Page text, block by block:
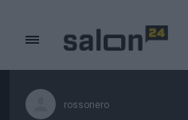
rossonero